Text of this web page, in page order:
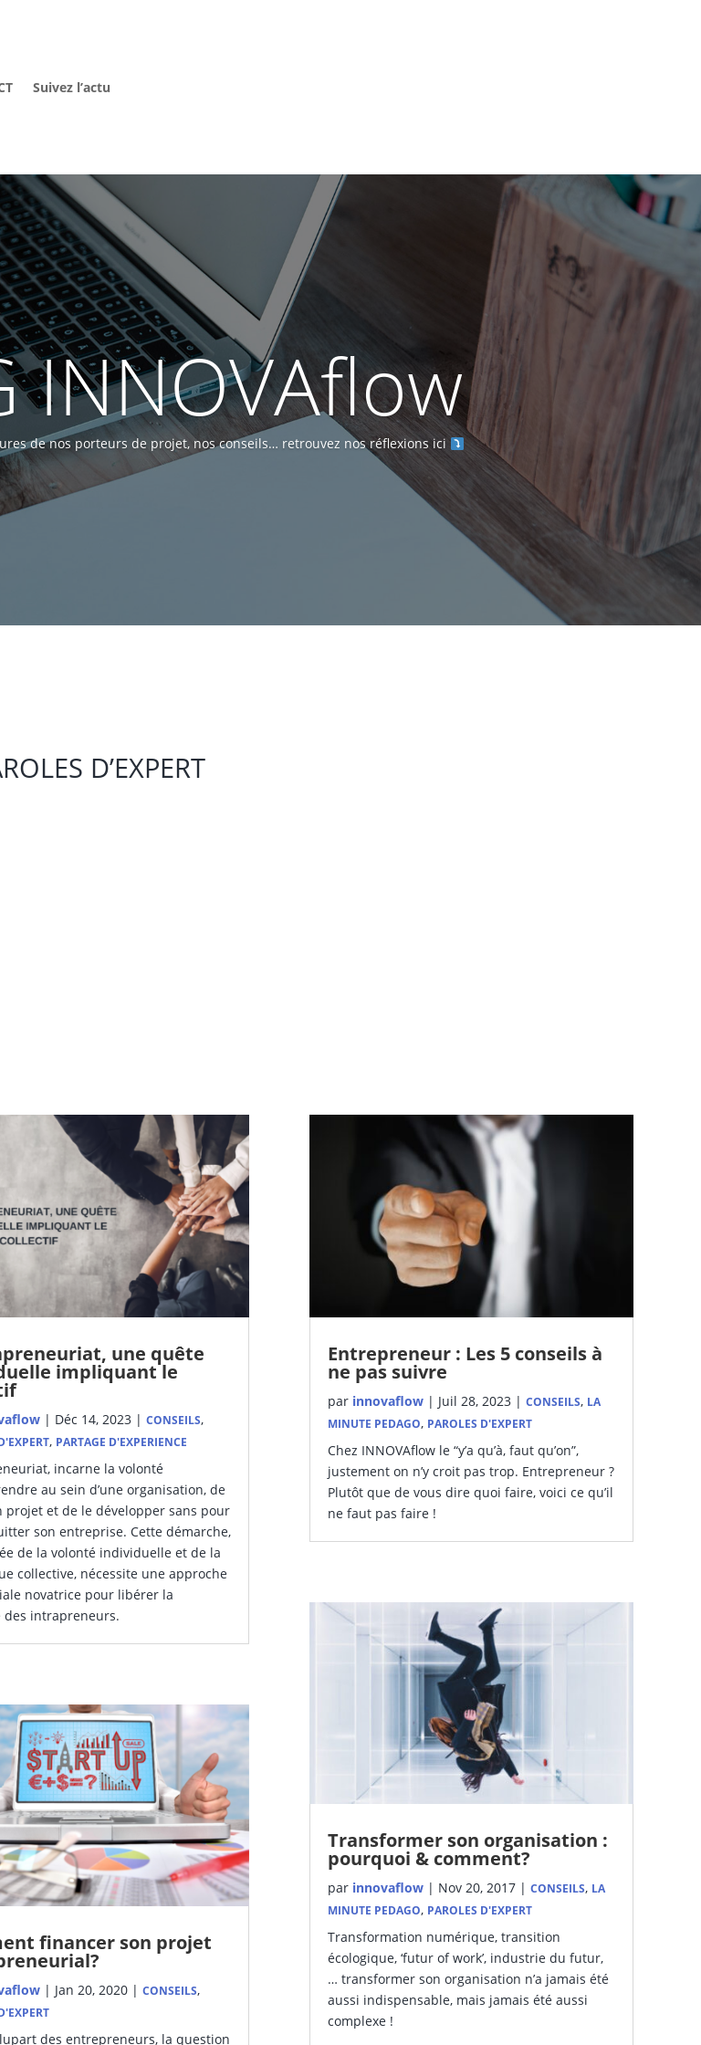
Suivez l’actu
INNOVAflow
de nos porteurs de projet, nos conseils… retrouvez nos réflexions ici
D’EXPERT
une quête
impliquant le
| Déc 14, 2023| CONSEILS,
, PARTAGE D'EXPERIENCE
incarne la volonté
au sein d’une organisation, de
projet et de le développer sans pour
son entreprise. Cette démarche,
de la volonté individuelle et de la
collective, nécessite une approche
novatrice pour libérer la
des intrapreneurs.
financer son projet
| Jan 20, 2020| CONSEILS,
des entrepreneurs, la question
Entrepreneur : Les 5 conseils à
ne pas suivre
par innovaflow | Juil 28, 2023 |CONSEILS, LA
MINUTE PEDAGO, PAROLES D'EXPERT
Chez INNOVAflow le “y’a qu’à, faut qu’on”,
justement on n’y croit pas trop. Entrepreneur ?
Plutôt que de vous dire quoi faire, voici ce qu’il
ne faut pas faire !
Transformer son organisation :
pourquoi & comment?
par innovaflow | Nov 20, 2017 |CONSEILS, LA
MINUTE PEDAGO, PAROLES D'EXPERT
Transformation numérique, transition
écologique, ‘futur of work’, industrie du futur,
… transformer son organisation n’a jamais été
aussi indispensable, mais jamais été aussi
complexe !